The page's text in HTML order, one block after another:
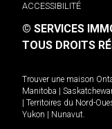
ACCESSIBILITÉ
© SERVICES
TOUS DROITS
Trouver une maison
Manitoba
Territoires du Nord-
Yukon
Nunavut.